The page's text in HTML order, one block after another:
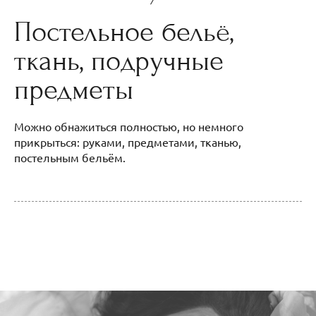
Постельное бельё,
ткань, подручные
предметы
Можно обнажиться полностью, но немного
прикрыться: руками, предметами, тканью,
постельным бельём.